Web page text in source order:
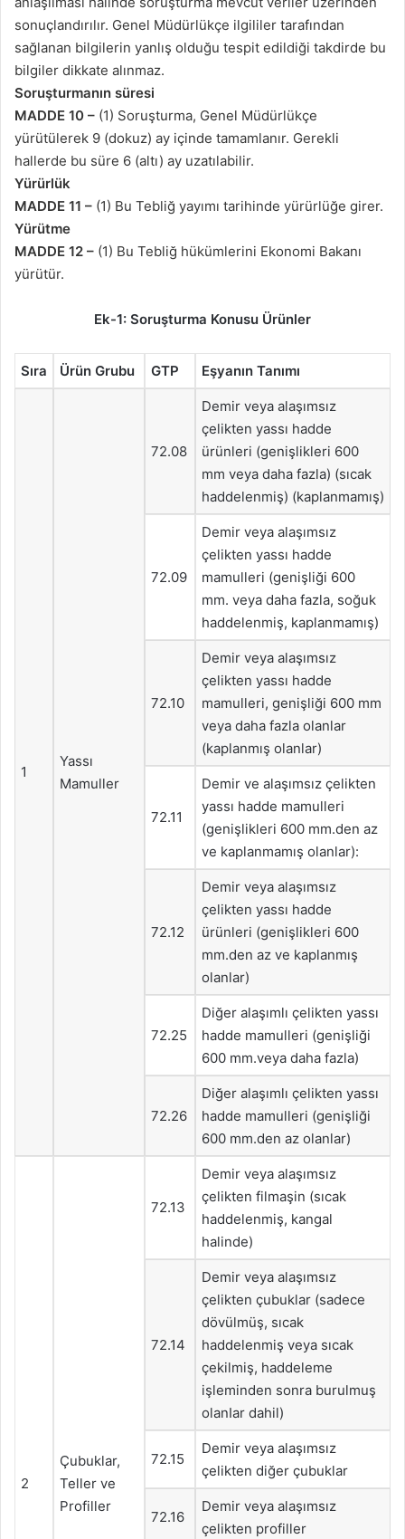
sonuçlandırılır. Genel Müdürlükçe ilgililer tarafından
sağlanan bilgilerin yanlış olduğu tespit edildiği takdirde bu
bilgiler dikkate alınmaz.
Soruşturmanın süresi
MADDE 10 – (1) Soruşturma, Genel Müdürlükçe
yürütülerek 9 (dokuz) ay içinde tamamlanır. Gerekli
hallerde bu süre 6 (altı) ay uzatılabilir.
Yürürlük
MADDE 11 – (1) Bu Tebliğ yayımı tarihinde yürürlüğe girer.
Yürütme
MADDE 12 – (1) Bu Tebliğ hükümlerini Ekonomi Bakanı
yürütür.
Ek-1: Soruşturma Konusu Ürünler
Sıra Ürün Grubu GTP Eşyanın Tanımı
1
Yassı
Mamuller
72.08
Demir veya alaşımsız
çelikten yassı hadde
ürünleri (genişlikleri 600
mm veya daha fazla) (sıcak
haddelenmiş) (kaplanmamış)
72.09
Demir veya alaşımsız
çelikten yassı hadde
mamulleri (genişliği 600
mm. veya daha fazla, soğuk
haddelenmiş, kaplanmamış)
72.10
Demir veya alaşımsız
çelikten yassı hadde
mamulleri, genişliği 600 mm
veya daha fazla olanlar
(kaplanmış olanlar)
72.11
Demir ve alaşımsız çelikten
yassı hadde mamulleri
(genişlikleri 600 mm.den az
ve kaplanmamış olanlar):
72.12
Demir veya alaşımsız
çelikten yassı hadde
ürünleri (genişlikleri 600
mm.den az ve kaplanmış
olanlar)
72.25
Diğer alaşımlı çelikten yassı
hadde mamulleri (genişliği
600 mm.veya daha fazla)
72.26
Diğer alaşımlı çelikten yassı
hadde mamulleri (genişliği
600 mm.den az olanlar)
2
Çubuklar,
Teller ve
Profiller
72.13
Demir veya alaşımsız
çelikten filmaşin (sıcak
haddelenmiş, kangal
halinde)
72.14
Demir veya alaşımsız
çelikten çubuklar (sadece
dövülmüş, sıcak
haddelenmiş veya sıcak
çekilmiş, haddeleme
işleminden sonra burulmuş
olanIar dahil)
72.15
Demir veya alaşımsız
çelikten diğer çubuklar
72.16
Demir veya alaşımsız
çelikten profiller